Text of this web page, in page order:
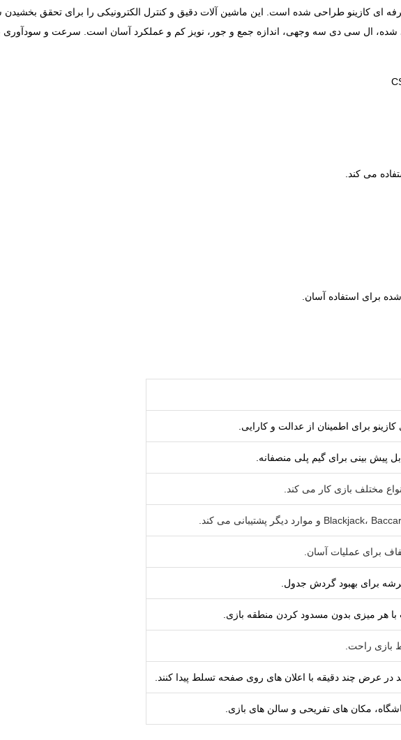
ای کازینو طراحی شده است. این ماشین آلات دقیق و کنترل الکترونیکی را برای تحقق بخشیدن
های از پیش برنامه ریزی شده، ال سی دی سه وجهی، اندازه جمع و جور، نویز کم و عملکرد آسان است. سرعت و
می کند.
برای اطمینان از عدالت و کارایی.
پیش بینی برای گیم پلی منصفانه.
برای عملیات آسان.
هر میزی بدون مسدود کردن منطقه بازی.
بازی راحت.
در عرض چند دقیقه با اعلان های روی صفحه تسلط پیدا کنند.
مکان های تفریحی و سالن های بازی.